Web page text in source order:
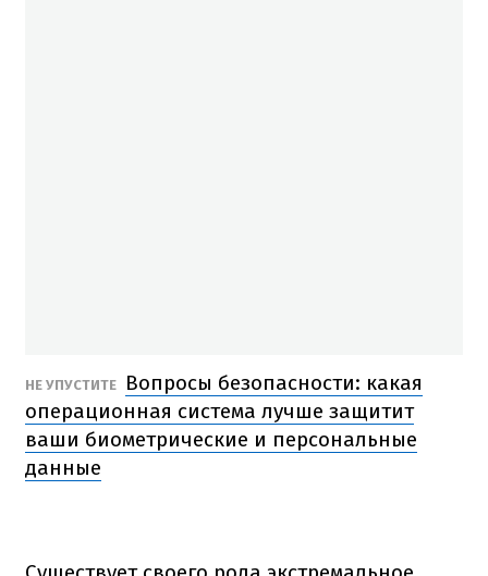
НЕ УПУСТИТЕ
Вопросы безопасности: какая
операционная система лучше защитит
ваши биометрические и персональные
данные